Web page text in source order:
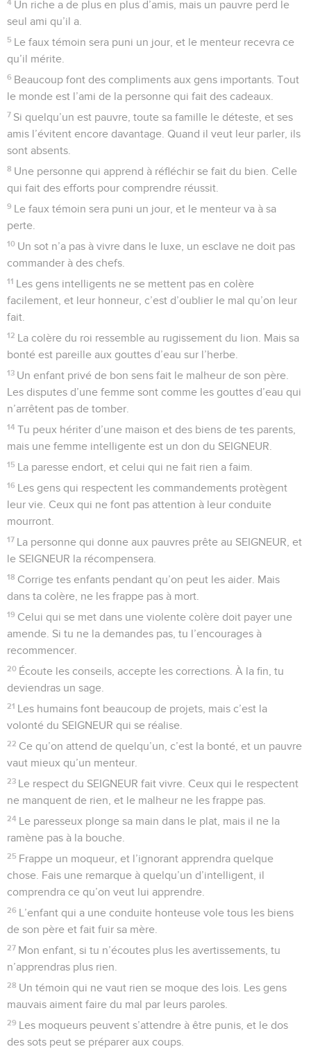
4 Un riche a de plus en plus d’amis, mais un pauvre perd le
seul ami qu’il a.
5 Le faux témoin sera puni un jour, et le menteur recevra ce
qu’il mérite.
6 Beaucoup font des compliments aux gens importants. Tout
le monde est l’ami de la personne qui fait des cadeaux.
7 Si quelqu’un est pauvre, toute sa famille le déteste, et ses
amis l’évitent encore davantage. Quand il veut leur parler, ils
sont absents.
8 Une personne qui apprend à réfléchir se fait du bien. Celle
qui fait des efforts pour comprendre réussit.
9 Le faux témoin sera puni un jour, et le menteur va à sa
perte.
10 Un sot n’a pas à vivre dans le luxe, un esclave ne doit pas
commander à des chefs.
11 Les gens intelligents ne se mettent pas en colère
facilement, et leur honneur, c’est d’oublier le mal qu’on leur
fait.
12 La colère du roi ressemble au rugissement du lion. Mais sa
bonté est pareille aux gouttes d’eau sur l’herbe.
13 Un enfant privé de bon sens fait le malheur de son père.
Les disputes d’une femme sont comme les gouttes d’eau qui
n’arrêtent pas de tomber.
14 Tu peux hériter d’une maison et des biens de tes parents,
mais une femme intelligente est un don du SEIGNEUR.
15 La paresse endort, et celui qui ne fait rien a faim.
16 Les gens qui respectent les commandements protègent
leur vie. Ceux qui ne font pas attention à leur conduite
mourront.
17 La personne qui donne aux pauvres prête au SEIGNEUR, et
le SEIGNEUR la récompensera.
18 Corrige tes enfants pendant qu’on peut les aider. Mais
dans ta colère, ne les frappe pas à mort.
19 Celui qui se met dans une violente colère doit payer une
amende. Si tu ne la demandes pas, tu l’encourages à
recommencer.
20 Écoute les conseils, accepte les corrections. À la fin, tu
deviendras un sage.
21 Les humains font beaucoup de projets, mais c’est la
volonté du SEIGNEUR qui se réalise.
22 Ce qu’on attend de quelqu’un, c’est la bonté, et un pauvre
vaut mieux qu’un menteur.
23 Le respect du SEIGNEUR fait vivre. Ceux qui le respectent
ne manquent de rien, et le malheur ne les frappe pas.
24 Le paresseux plonge sa main dans le plat, mais il ne la
ramène pas à la bouche.
25 Frappe un moqueur, et l’ignorant apprendra quelque
chose. Fais une remarque à quelqu’un d’intelligent, il
comprendra ce qu’on veut lui apprendre.
26 L’enfant qui a une conduite honteuse vole tous les biens
de son père et fait fuir sa mère.
27 Mon enfant, si tu n’écoutes plus les avertissements, tu
n’apprendras plus rien.
28 Un témoin qui ne vaut rien se moque des lois. Les gens
mauvais aiment faire du mal par leurs paroles.
29 Les moqueurs peuvent s’attendre à être punis, et le dos
des sots peut se préparer aux coups.